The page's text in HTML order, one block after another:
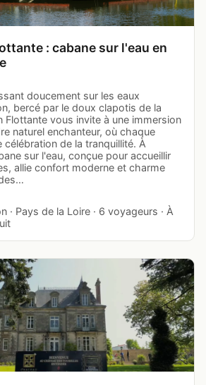
: cabane sur l'eau en
doucement sur les eaux
bercé par le doux clapotis de la
Flottante vous invite à une immersion
naturel enchanteur, où chaque
célébration de la tranquillité. À
sur l'eau, conçue pour accueillir
allie confort moderne et charme
· Pays de la Loire · 6 voyageurs · À